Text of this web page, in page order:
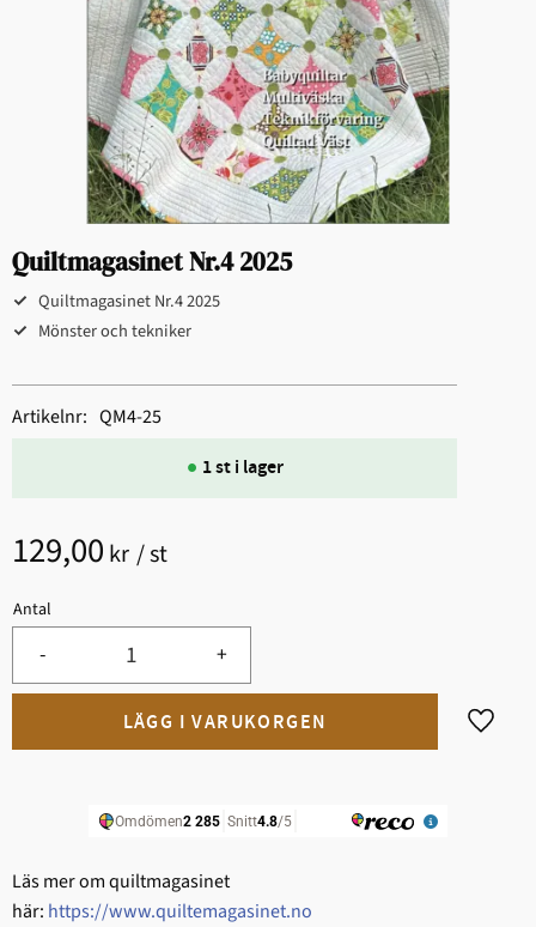
Quiltmagasinet Nr.4 2025
Quiltmagasinet Nr.4 2025
Mönster och tekniker
129,00 kr /st
Antal
+
-
Lägg
1 st i lager
Artikelnr QM4-25
Läs mer om quiltmagasinet
här: https://www.quiltemagasinet.no